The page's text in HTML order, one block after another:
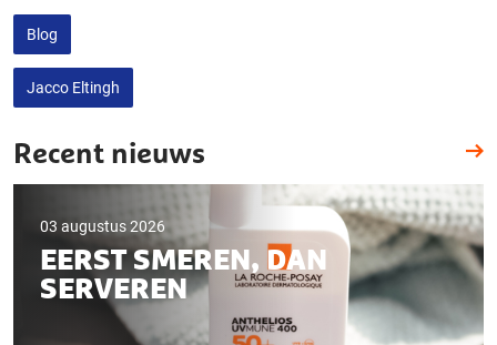
Blog
Jacco Eltingh
Recent nieuws
03 augustus 2026
EERST SMEREN, DAN
SERVEREN